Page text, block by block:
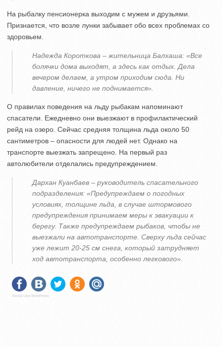
На рыбалку пенсионерка выходим с мужем и друзьями.
Признается, что возле лунки забывает обо всех проблемах со
здоровьем.
Надежда Короткова – жительница Балхаша: «Все
болячки дома выходят, а здесь как отдых. Дела
вечером делаем, а утром приходим сюда. Ни
давление, ничего не поднимается».
О правилах поведения на льду рыбакам напоминают
спасатели. Ежедневно они выезжают в профилактический
рейд на озеро. Сейчас средняя толщина льда около 50
сантиметров – опасности для людей нет. Однако на
транспорте выезжать запрещено. На первый раз
автолюбители отделались предупреждением.
Дархан Куанбаев – руководитель спасательного
подразделения: «Предупреждаем о погодных
условиях, толщине льда, в случае штормового
предупреждения принимаем меры к эвакуации к
берегу. Также предупреждаем рыбаков, чтобы не
выезжали на автотранспорте. Сверху льда сейчас
уже лежит 20-25 см снега, который затрудняет
ход автотранспорта, особенно легкового».
Social Like WordPress